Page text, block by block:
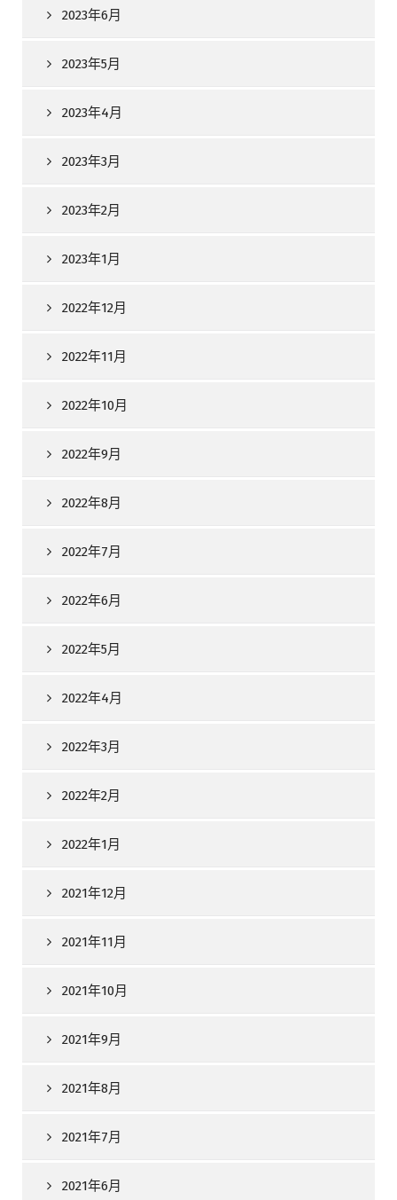
2023年6月
2023年5月
2023年4月
2023年3月
2023年2月
2023年1月
2022年12月
2022年11月
2022年10月
2022年9月
2022年8月
2022年7月
2022年6月
2022年5月
2022年4月
2022年3月
2022年2月
2022年1月
2021年12月
2021年11月
2021年10月
2021年9月
2021年8月
2021年7月
2021年6月